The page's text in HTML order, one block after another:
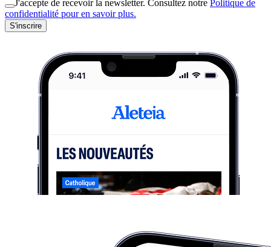
J'accepte de recevoir la newsletter. Consultez notre Politique de
confidentialité pour en savoir plus.
S'inscrire